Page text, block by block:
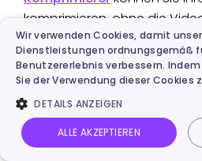
komprimieren, ohne die
beeinträchtigen. Öffnen Sie
Sie es aus!
Fazit
Wir verwenden Cookies, damit
Dienstleistungen ordnungsgemäß
Benutzererlebnis verbessern.
Sie der Verwendung dieser Cookies
DETAILS ANZEIGEN
ALLE AKZEPTIEREN